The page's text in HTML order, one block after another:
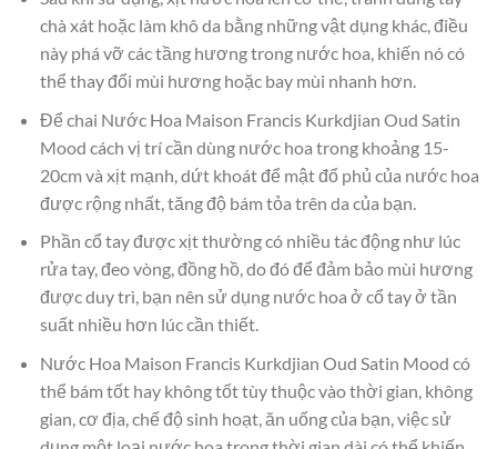
chà xát hoặc làm khô da bằng những vật dụng khác, điều
này phá vỡ các tầng hương trong nước hoa, khiến nó có
thể thay đổi mùi hương hoặc bay mùi nhanh hơn.
Để chai Nước Hoa Maison Francis Kurkdjian Oud Satin
Mood cách vị trí cần dùng nước hoa trong khoảng 15-
20cm và xịt mạnh, dứt khoát để mật đổ phủ của nước hoa
được rộng nhất, tăng độ bám tỏa trên da của bạn.
Phần cổ tay được xịt thường có nhiều tác động như lúc
rửa tay, đeo vòng, đồng hồ, do đó để đảm bảo mùi hương
được duy trì, bạn nên sử dụng nước hoa ở cổ tay ở tần
suất nhiều hơn lúc cần thiết.
Nước Hoa Maison Francis Kurkdjian Oud Satin Mood có
thể bám tốt hay không tốt tùy thuộc vào thời gian, không
gian, cơ địa, chế độ sinh hoạt, ăn uống của bạn, việc sử